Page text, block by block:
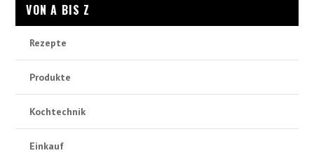
VON A BIS Z
Rezepte
Produkte
Kochtechnik
Einkauf